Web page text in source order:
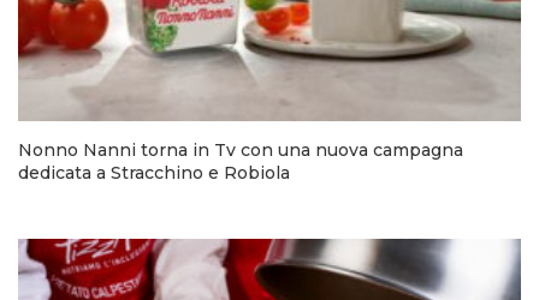
Nonno Nanni torna in Tv con una nuova campagna
dedicata a Stracchino e Robiola